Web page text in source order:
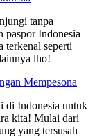
tanpa
paspor Indonesia
terkenal seperti
lho!
Mempesona
di Indonesia untuk
kita! Mulai dari
yang tersusah